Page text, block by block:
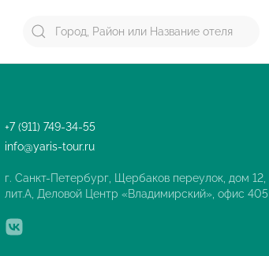
+7 (911) 749-34-55
info@yaris-tour.ru
г. Санкт-Петербург, Щербаков переулок, дом 12,
лит.А, Деловой Центр «Владимирский», офис 405